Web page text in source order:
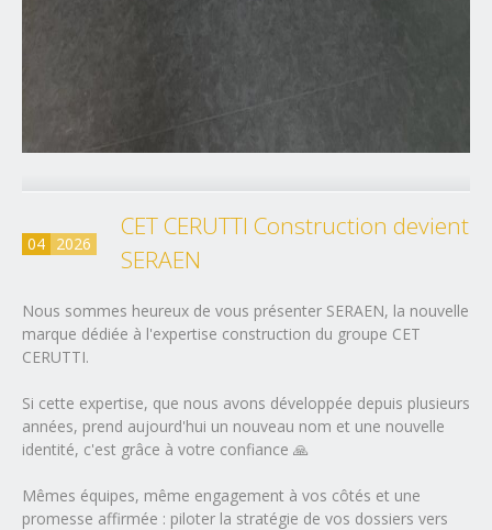
04 2026
CET CERUTTI Construction devient
SERAEN
Nous sommes heureux de vous présenter SERAEN, la nouvelle
marque dédiée à l'expertise construction du groupe CET
CERUTTI.
Si cette expertise, que nous avons développée depuis plusieurs
années, prend aujourd'hui un nouveau nom et une nouvelle
identité, c'est grâce à votre confiance 🙏
Mêmes équipes, même engagement à vos côtés et une
promesse affirmée : piloter la stratégie de vos dossiers vers